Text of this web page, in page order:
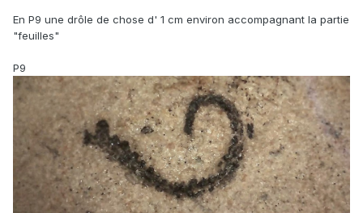
En P9 une drôle de chose d' 1 cm environ accompagnant la partie
"feuilles"
P9